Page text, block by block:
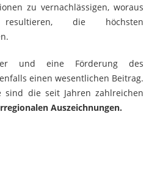
zu vernachlässigen, woraus
die höchsten
und eine Förderung des
einen wesentlichen Beitrag.
sind die seit Jahren zahlreichen
Auszeichnungen.